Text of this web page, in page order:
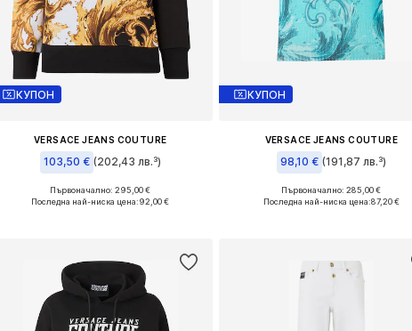
КУПОН
VERSACE JEANS COUTURE
103,50 € (202,43 лв.³)
Налични размери: XS, S, M
Първоначално: 295,00 €
Последна най-ниска цена:92,00 €
КУПОН
VERSACE JEANS COUTURE
98,10 € (191,87 лв.³)
Налични размери: XS, S, M
Първоначално: 285,00 €
Последна най-ниска цена:87,20 €